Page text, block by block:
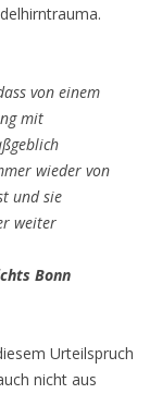
von einem
mit
wieder von
und sie
weiter
Bonn
Urteilspruch
nicht aus